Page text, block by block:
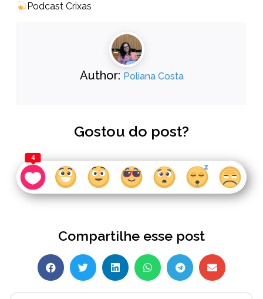
Podcast Crixas
Author: Poliana Costa
Gostou do post?
4
Compartilhe esse post